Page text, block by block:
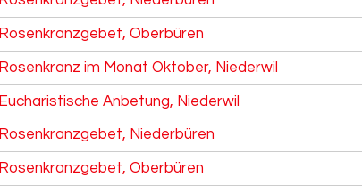
Rosenkranzgebet, Oberbüren
Rosenkranz im Monat Oktober, Niederwil
Eucharistische Anbetung, Niederwil
Rosenkranzgebet, Niederbüren
Rosenkranzgebet, Oberbüren